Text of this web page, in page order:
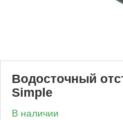
Водосточный
Simple
В наличии